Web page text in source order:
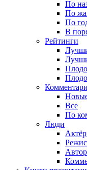
По
По
По
В
Рейтинги
Все
По
Люди